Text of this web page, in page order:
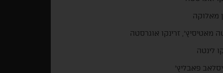
מאלוקה
מאטיסיץ', זרינקו אוגרסטה
לינטה
פאבליץ'